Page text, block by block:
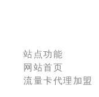
站点功能
网站首页
流量卡代理加盟